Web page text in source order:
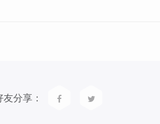
分享：